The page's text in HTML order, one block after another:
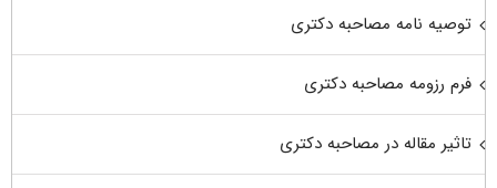
توصیه نامه مصاحبه دکتری
فرم رزومه مصاحبه دکتری
تاثیر مقاله در مصاحبه دکتری